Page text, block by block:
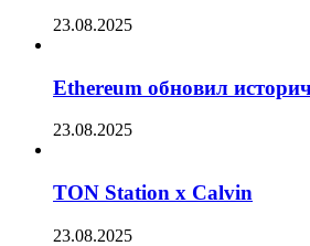
23.08.2025
Ethereum обновил
23.08.2025
TON Station x Calvin
23.08.2025